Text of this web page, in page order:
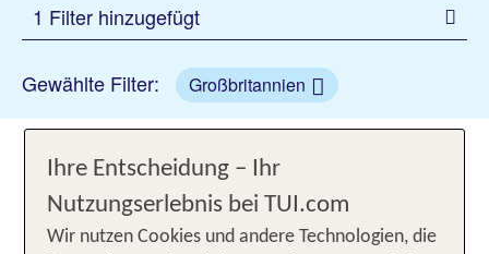
1 Filter hinzugefügt
Gewählte Filter: Großbritannien
Urlaub in Großbritannien:
England, Schottland, Irland,
Wales
Ihre Entscheidung – Ihr
Nutzungserlebnis bei TUI.com
Wir nutzen Cookies und andere Technologien, die